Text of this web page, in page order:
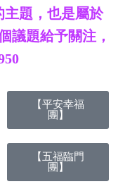
主題，也是屬於
議題給予關注，
【平安幸福
團】
【五福臨門
團】